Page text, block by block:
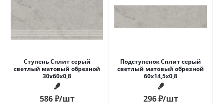
Ступень Сплит серый
светлый матовый обрезной
30x60x0,8
586₽/шт
Подступенок Сплит серый
светлый матовый обрезной
60x14,5x0,8
296₽/шт